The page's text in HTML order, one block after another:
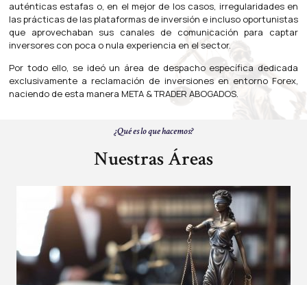
auténticas estafas o, en el mejor de los casos, irregularidades en
las prácticas de las plataformas de inversión e incluso oportunistas
que aprovechaban sus canales de comunicación para captar
inversores con poca o nula experiencia en el sector.
Por todo ello, se ideó un área de despacho específica dedicada
exclusivamente a reclamación de inversiones en entorno Forex,
naciendo de esta manera META & TRADER ABOGADOS.
¿Qué es lo que hacemos?
Nuestras Áreas